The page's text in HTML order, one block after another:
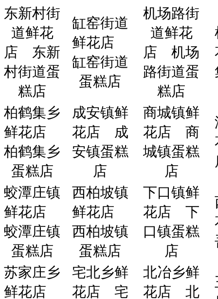
东新村街
道鲜花
店
东新
村街道蛋
糕店
缸窑街道
鲜花店
缸窑街道
蛋糕店
机场路街
道鲜花
店
机场
路街道蛋
糕店
柏鹤集乡
鲜花店
柏鹤集乡
蛋糕店
成安镇鲜
花店
成
安镇蛋糕
店
商城镇鲜
花店
商
城镇蛋糕
店
蛟潭庄镇
鲜花店
蛟潭庄镇
蛋糕店
西柏坡镇
鲜花店
西柏坡镇
蛋糕店
下口镇鲜
花店
下
口镇蛋糕
店
苏家庄乡
鲜花店
宅北乡鲜
花店
宅
北冶乡鲜
花店
北